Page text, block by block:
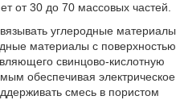
от 30 до 70 массовых частей.
углеродные материалы
материалы с поверхностью
свинцово-кислотную
обеспечивая электрическое
смесь в пористом